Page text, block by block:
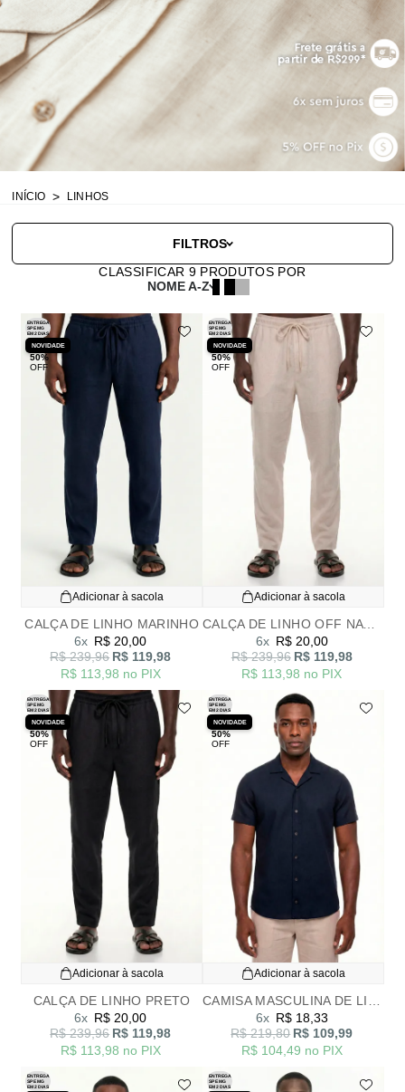
INÍCIO LINHOS
CLASSIFICAR 9 PRODUTOS POR
NOME A-Z
FILTROS
50%
OFF
NOVIDADE
ENTREGA
SP E MG
EM 2 DIAS
Adicionar à sacola
CALÇA DE LINHO MARINHO
R$ 113,98 no PIX
R$ 239,96 R$ 119,98
6x R$ 20,00
50%
OFF
NOVIDADE
ENTREGA
SP E MG
EM 2 DIAS
Adicionar à sacola
CALÇA DE LINHO OFF NATURAL
R$ 113,98 no PIX
R$ 239,96 R$ 119,98
6x R$ 20,00
50%
OFF
NOVIDADE
ENTREGA
SP E MG
EM 2 DIAS
Adicionar à sacola
CALÇA DE LINHO PRETO
R$ 113,98 no PIX
R$ 239,96 R$ 119,98
6x R$ 20,00
50%
OFF
NOVIDADE
ENTREGA
SP E MG
EM 2 DIAS
Adicionar à sacola
R$ 104,49 no PIX
R$ 219,80 R$ 109,99
6x R$ 18,33
ENTREGA
SP E MG
EM 2 DIAS
ENTREGA
SP E MG
EM 2 DIAS